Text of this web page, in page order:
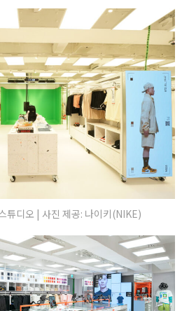
튜디오 | 사진 제공: 나이키(NIKE)